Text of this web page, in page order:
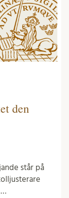
den
står på
…